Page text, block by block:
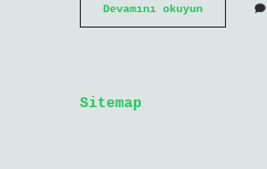
Devamını okuyunÇanakkale
Denizi
Sitemap